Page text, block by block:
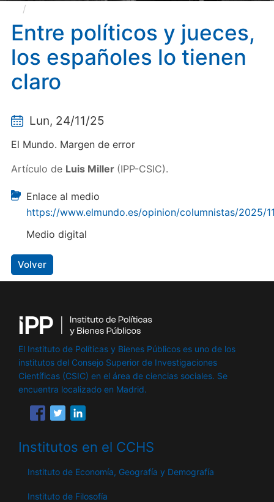
Entre políticos y jueces,
los españoles lo tienen
claro
Lun, 24/11/25
El Mundo. Margen de error
Artículo de Luis Miller (IPP-CSIC).
Enlace al medio
https://www.elmundo.es/opinion/columnistas/
Medio digital
Volver
El Instituto de Políticas y Bienes Públicos es uno de los
institutos del Consejo Superior de Investigaciones
Científicas (CSIC) en el área de ciencias sociales. Se
encuentra localizado en Madrid.
Institutos en el CCHS
Instituto de Economía, Geografía y Demografía
Instituto de Filosofía